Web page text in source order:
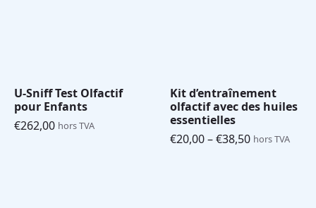
U-Sniff Test Olfactif
pour Enfants
€262,00 hors TVA
Kit d’entraînement
olfactif avec des huiles
essentielles
€20,00–€38,50
Plage
hors TVA